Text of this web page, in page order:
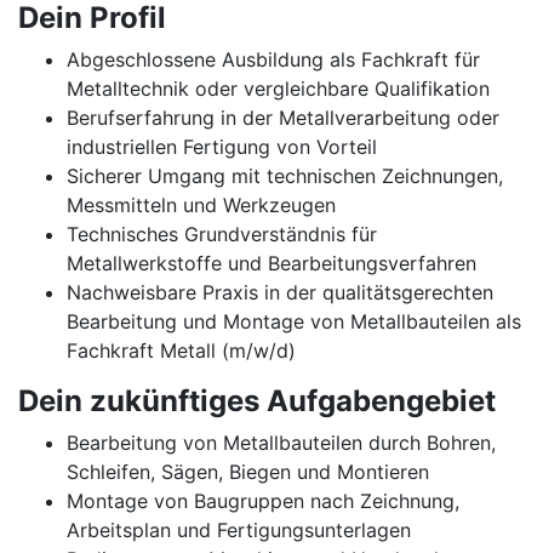
Dein Profil
Abgeschlossene Ausbildung als Fachkraft für
Metalltechnik oder vergleichbare Qualifikation
Berufserfahrung in der Metallverarbeitung oder
industriellen Fertigung von Vorteil
Sicherer Umgang mit technischen Zeichnungen,
Messmitteln und Werkzeugen
Technisches Grundverständnis für
Metallwerkstoffe und Bearbeitungsverfahren
Nachweisbare Praxis in der qualitätsgerechten
Bearbeitung und Montage von Metallbauteilen als
Fachkraft Metall (m/w/d)
Dein zukünftiges Aufgabengebiet
Bearbeitung von Metallbauteilen durch Bohren,
Schleifen, Sägen, Biegen und Montieren
Montage von Baugruppen nach Zeichnung,
Arbeitsplan und Fertigungsunterlagen